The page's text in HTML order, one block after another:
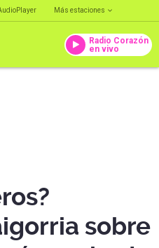
Más estaciones
Radio Corazón
en vivo
sobre